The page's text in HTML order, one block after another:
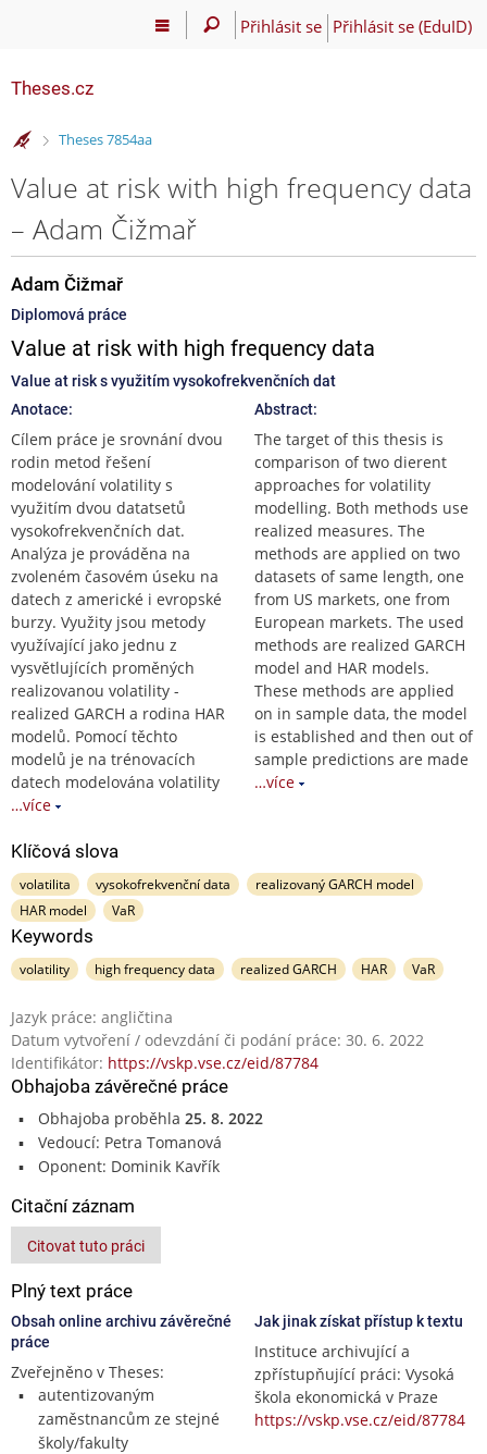
Přihlásit se Přihlásit se (EduID)
Theses.cz
>
Theses 7854aa
Value at risk with high frequency data
– Adam Čižmař
Adam Čižmař
Diplomová práce
Value at risk with high frequency data
Value at risk s využitím vysokofrekvenčních dat
Anotace:
Cílem práce je srovnání dvou
rodin metod řešení
modelování volatility s
využitím dvou datatsetů
vysokofrekvenčních dat.
Analýza je prováděna na
zvoleném časovém úseku na
datech z americké i evropské
burzy. Využity jsou metody
využívající jako jednu z
vysvětlujících proměných
realizovanou volatility -
realized GARCH a rodina HAR
modelů. Pomocí těchto
modelů je na trénovacích
datech modelována volatility
…více
Abstract:
The target of this thesis is
comparison of two dierent
approaches for volatility
modelling. Both methods use
realized measures. The
methods are applied on two
datasets of same length, one
from US markets, one from
European markets. The used
methods are realized GARCH
model and HAR models.
These methods are applied
on in sample data, the model
is established and then out of
sample predictions are made
…více
Klíčová slova
volatilita vysokofrekvenční data
realizovaný GARCH model
HAR model
VaR
Keywords
volatility high frequency data realized GARCH HAR VaR
Jazyk práce: angličtina
Datum vytvoření / odevzdání či podání práce: 30. 6. 2022
Identifikátor: https://vskp.vse.cz/eid/87784
Obhajoba závěrečné práce
Obhajoba proběhla 25. 8. 2022
Vedoucí: Petra Tomanová
Oponent: Dominik Kavřík
Citační záznam
Citovat tuto práci
Plný text práce
Obsah online archivu závěrečné
práce
Zveřejněno v Theses:
autentizovaným
zaměstnancům ze stejné
školy/fakulty
Jak jinak získat přístup k textu
Instituce archivující a
zpřístupňující práci: Vysoká
škola ekonomická v Praze
https://vskp.vse.cz/eid/87784